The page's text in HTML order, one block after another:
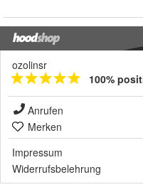
ozolinsr
100%
Anrufen
Merken
Impressum
Widerrufsbelehrung